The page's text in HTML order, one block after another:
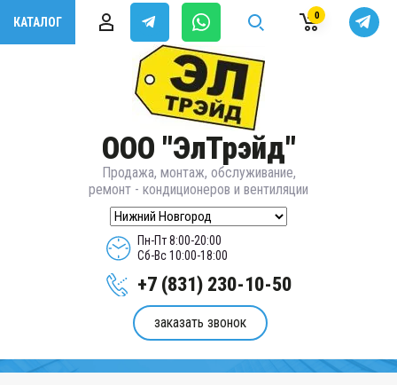
КАТАЛОГ 0
ООО "ЭлТрэйд"
Продажа, монтаж, обслуживание,
ремонт - кондиционеров и вентиляции
Пн-Пт 8:00-20:00
Сб-Вс 10:00-18:00
+7 (831) 230-10-50
заказать звонок